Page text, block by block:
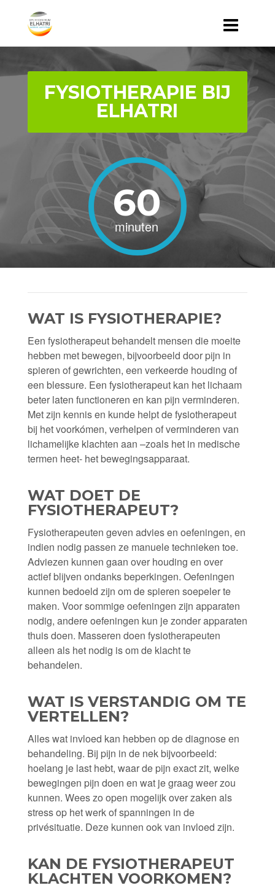
FYSIOTHERAPIE BIJ
ELHATRI
60
minuten
WAT IS FYSIOTHERAPIE?
Een fysiotherapeut behandelt mensen die moeite
hebben met bewegen, bijvoorbeeld door pijn in
spieren of gewrichten, een verkeerde houding of
een blessure. Een fysiotherapeut kan het lichaam
beter laten functioneren en kan pijn verminderen.
Met zijn kennis en kunde helpt de fysiotherapeut
bij het voorkómen, verhelpen of verminderen van
lichamelijke klachten aan –zoals het in medische
termen heet- het bewegingsapparaat.
WAT DOET DE
FYSIOTHERAPEUT?
Fysiotherapeuten geven advies en oefeningen, en
indien nodig passen ze manuele technieken toe.
Adviezen kunnen gaan over houding en over
actief blijven ondanks beper­kingen. Oefeningen
kunnen bedoeld zijn om de spieren soepeler te
maken. Voor sommige oefeningen zijn apparaten
nodig, andere oefeningen kun je zonder apparaten
thuis doen. Masseren doen fysiotherapeuten
alleen als het nodig is om de klacht te
behandelen.
WAT IS VERSTANDIG OM TE
VERTELLEN?
Alles wat invloed kan hebben op de diagnose en
behandeling. Bij pijn in de nek bijvoorbeeld:
hoelang je last hebt, waar de pijn exact zit, welke
bewegingen pijn doen en wat je graag weer zou
kunnen. Wees zo open mogelijk over zaken als
stress op het werk of spanningen in de
privésituatie. Deze kunnen ook van invloed zijn.
KAN DE FYSIOTHERAPEUT
KLACHTEN VOORKOMEN?